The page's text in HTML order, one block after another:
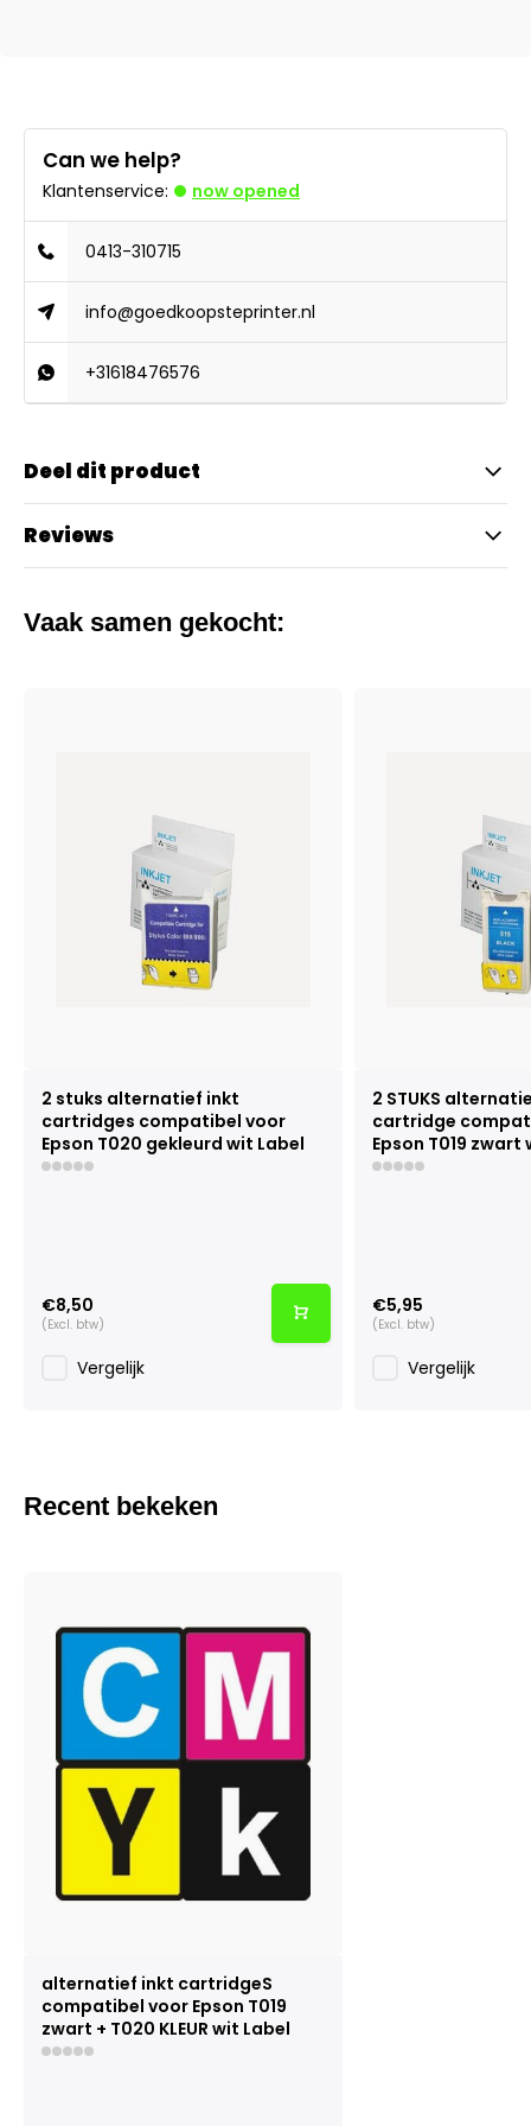
Can we help?
Klantenservice: now opened
0413-310715
info@goedkoopsteprinter.nl
+31618476576
Deel dit product
Reviews
Vaak samen gekocht:
2 stuks alternatief inkt
cartridges compatibel voor
Epson T020 gekleurd wit Label
€8,50
(Excl. btw)
Vergelijk
2 STUKS
cartridge
Epson T019 zwart
€5,95
(Excl. btw)
Vergelijk
Recent bekeken
alternatief inkt cartridgeS
compatibel voor Epson T019
zwart + T020 KLEUR wit Label